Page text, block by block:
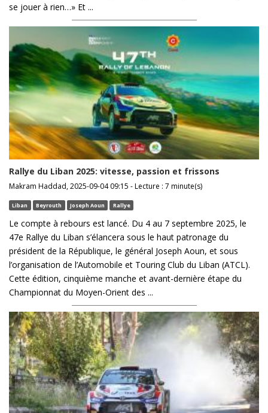
se jouer à rien…» Et ...
Rallye du Liban 2025: vitesse, passion et frissons
Makram Haddad, 2025-09-04 09:15 - Lecture : 7 minute(s)
Liban Beyrouth Joseph Aoun Rallye
Le compte à rebours est lancé. Du 4 au 7 septembre 2025, le
47e Rallye du Liban s’élancera sous le haut patronage du
président de la République, le général Joseph Aoun, et sous
l’organisation de l’Automobile et Touring Club du Liban (ATCL).
Cette édition, cinquième manche et avant-dernière étape du
Championnat du Moyen-Orient des ...